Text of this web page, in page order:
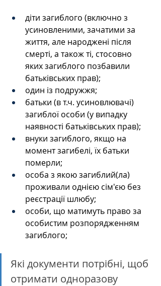
діти загиблого (включно з
усиновленими, зачатими за
життя, але народжені після
смерті, а також ті, стосовно
яких загиблого позбавили
батьківських прав);
один із подружжя;
батьки (в т.ч. усиновлювачі)
загиблої особи (у випадку
наявності батьківських прав);
внуки загиблого, якщо на
момент загибелі, їх батьки
померли;
особа з якою загиблий(ла)
проживали однією сім'єю без
реєстрації шлюбу;
особи, що матимуть право за
особистим розпорядженням
загиблого;
Які документи потрібні, щоб
отримати одноразову